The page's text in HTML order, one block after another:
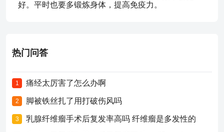
好。平时也要多锻炼身体，提高免疫力。
热门问答
1 痛经太厉害了怎么办啊
2 脚被铁丝扎了用打破伤风吗
3 乳腺纤维瘤手术后复发率高吗 纤维瘤是多发性的